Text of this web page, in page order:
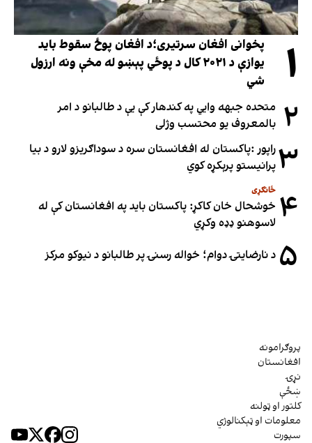
۱
پخوانی افغان سرتیری؛د افغان پوځ سقوط باید
یوازې د ۲۰۲۱ کال د پوځي پېښو له مخې ونه ارزول
شي
۲ متحده جبهه وايي په کندهار کې یې د طالبانو د امر
بالمعروف یو محتسب وژلی
۳راپور :پاکستان له افغانستان سره د سوداګریزو لارو د بیا
پرانیستو پرېکړه کوي
۴ ځانګړی
خوشحال خان کاکړ: پاکستان بايد په افغانستان کې له
لاسوهنو ډډه وکړي
۵ د نارضایتۍ دوام؛ خواله رسنۍ پر طالبانو د نیوکو مرکز
پروګرامونه
افغانستان
نړۍ
ښځې
کلتور او ټولنه
معلومات او ټېکنالوژي
سپورت